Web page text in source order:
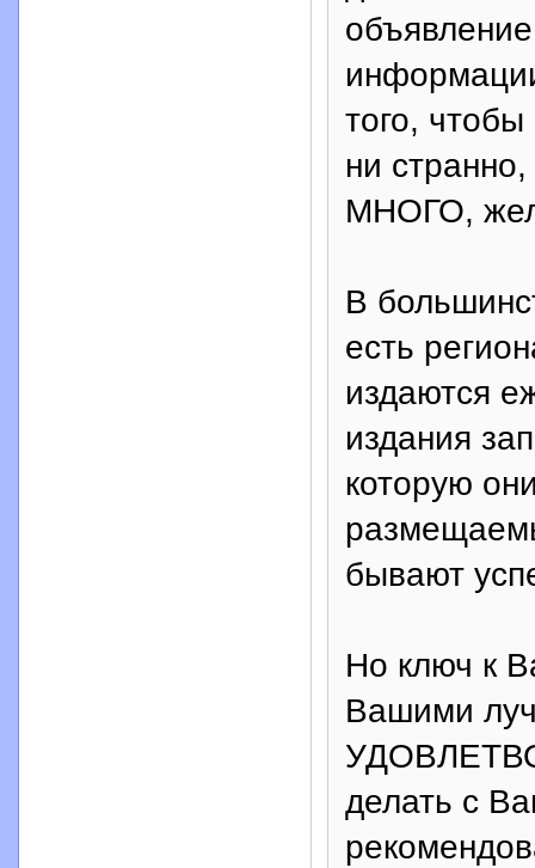
того,
ни
МНОГО,
В
есть
издаются
издания
которую
бывают
Но ключ к
Вашими
делать с